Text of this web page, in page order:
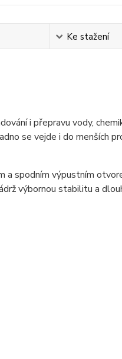
Ke stažení
i přepravu vody,
se vejde i do menších
a spodním výpustním
výbornou stabilitu a